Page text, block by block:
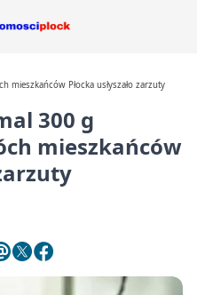
mieszkańców Płocka usłyszało zarzuty
300 g
mieszkańców